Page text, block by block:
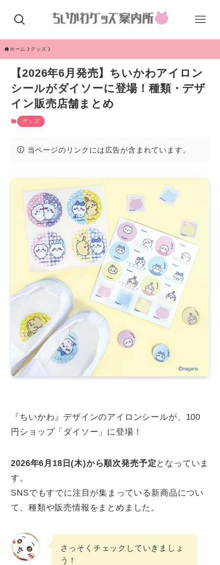
ホーム グッズ
【2026年6月発売】ちいかわアイロン
シールがダイソーに登場！種類・デザ
イン販売店舗まとめ
グッズ
当ページのリンクには広告が含まれています。
『ちいかわ』デザインのアイロンシールが、100
円ショップ「ダイソー」に登場！
2026年6月18日(木)から順次発売予定 となっていま
す。
SNSでもすでに注目が集まっている新商品につい
て、種類や販売情報をまとめました。
さっそくチェックしていきましょ
う！